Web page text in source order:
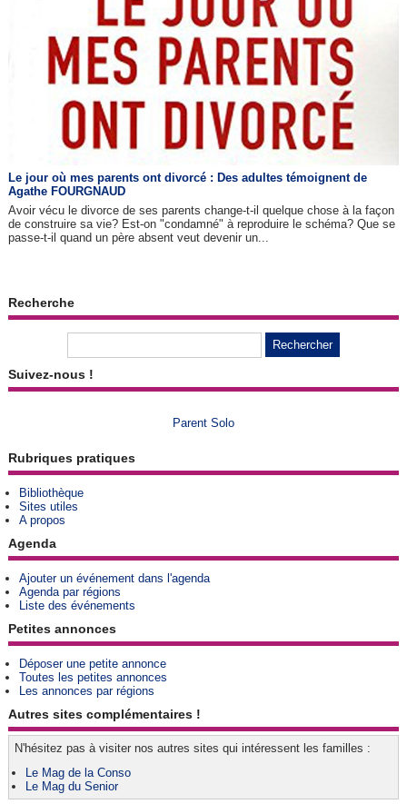
Le jour où mes parents ont divorcé : Des adultes témoignent de
Agathe FOURGNAUD
Avoir vécu le divorce de ses parents change-t-il quelque chose à la façon
de construire sa vie? Est-on "condamné" à reproduire le schéma? Que se
passe-t-il quand un père absent veut devenir un...
Recherche
Suivez-nous !
Parent Solo
Rubriques pratiques
Bibliothèque
Sites utiles
A propos
Agenda
Ajouter un événement dans l'agenda
Agenda par régions
Liste des événements
Petites annonces
Déposer une petite annonce
Toutes les petites annonces
Les annonces par régions
Autres sites complémentaires !
N'hésitez pas à visiter nos autres sites qui intéressent les familles :
Le Mag de la Conso
Le Mag du Senior